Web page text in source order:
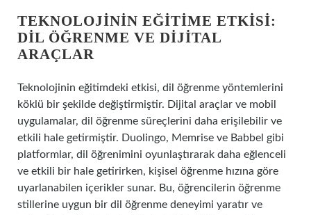
TEKNOLOJININ EĞITIME ETKISI:
DIL ÖĞRENME VE DIJITAL
ARAÇLAR
Teknolojinin eğitimdeki etkisi, dil öğrenme yöntemlerini
köklü bir şekilde değiştirmiştir. Dijital araçlar ve mobil
uygulamalar, dil öğrenme süreçlerini daha erişilebilir ve
etkili hale getirmiştir. Duolingo, Memrise ve Babbel gibi
platformlar, dil öğrenimini oyunlaştırarak daha eğlenceli
ve etkili bir hale getirirken, kişisel öğrenme hızına göre
uyarlanabilen içerikler sunar. Bu, öğrencilerin öğrenme
stillerine uygun bir dil öğrenme deneyimi yaratır ve